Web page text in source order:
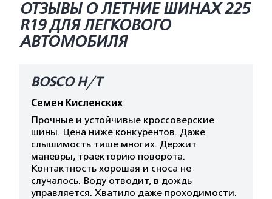
ОТЗЫВЫ О ЛЕТНИЕ ШИНАХ 225
R19 ДЛЯ ЛЕГКОВОГО
АВТОМОБИЛЯ
BOSCO H/T
Семен Кисленских
Прочные и устойчивые кроссоверские
шины. Цена ниже конкурентов. Даже
слышимость тише многих. Держит
маневры, траекторию поворота.
Контактность хорошая и сноса не
случалось. Воду отводит, в дождь
управляется. Хватило даже проходимости.